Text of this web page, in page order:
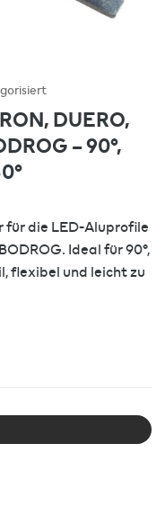
DUERO,
– 90°,
die LED-Aluprofile
Ideal für 90°,
flexibel und leicht zu